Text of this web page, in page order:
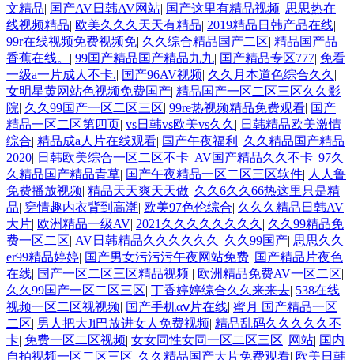
文精品| 国产AV日韩AV网站| 国产这里有精品视频| 思思热在
线视频精品| 欧美久久久天天有精品| 2019精品日韩产品在线|
99r在线视频免费视频免| 久久综合精品国产二区| 精品国产品
香蕉在线。 | 99国产精品国产精品九九| 国产精品专区777| 免看
一级a一片成人不卡.| 国产96AV视频| 久久月本道色综合久久 |
女明星黄网站色视频免费国产| 精品国产一区二区三区久久影
院| 久久99国产一区二区三区| 99re热视频精品免费观看| 国产
精品一区二区第四页| vs日韩vs欧美vs久久 | 日韩精品欧美激情
综合| 精品成a人片在线观看| 国产午夜福利 | 久久精品国产精品
2020| 日韩欧美综合一区二区不卡| AV国产精品久久不卡| 97久
久精品国产精品青草| 国产午夜精品一区二区三区软件| 人人鲁
免费播放视频| 精品天天爽天天做| 久久6久久66热这里只是精
品| 穿情趣内衣背到高潮| 欧美97色伦综合| 久久久精品日韩AV
大片| 欧洲精品一级AV| 2021久久久久久久久久 | 久久99精品免
费一区二区| AV日韩精品久久久久久久 | 久久99国产| 思思久久
er99精品婷婷| 国产男女污污污午夜网站免费| 国产精品片夜色
在线| 国产一区二区三区精品视频 | 欧洲精品免费AV一区二区|
久久99国产一区二区三区| 丁香婷婷综合久久来来去| 538在线
视频一区二区视视频| 国产手机αⅴ片在线| 蜜月 国产精品一区
二区| 男人把大Ji巴放进女人免费视频| 精品乱码久久久久久不
卡| 免费一区二区视频| 女女同性女同一区二区三区| 网站| 国内
自拍视频一区二区三区| 久久精品国产大片免费观看| 欧美日韩